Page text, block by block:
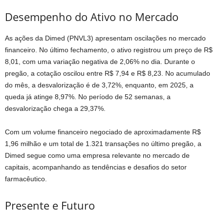
Desempenho do Ativo no Mercado
As ações da Dimed (PNVL3) apresentam oscilações no mercado
financeiro. No último fechamento, o ativo registrou um preço de R$
8,01, com uma variação negativa de 2,06% no dia. Durante o
pregão, a cotação oscilou entre R$ 7,94 e R$ 8,23. No acumulado
do mês, a desvalorização é de 3,72%, enquanto, em 2025, a
queda já atinge 8,97%. No período de 52 semanas, a
desvalorização chega a 29,37%.
Com um volume financeiro negociado de aproximadamente R$
1,96 milhão e um total de 1.321 transações no último pregão, a
Dimed segue como uma empresa relevante no mercado de
capitais, acompanhando as tendências e desafios do setor
farmacêutico.
Presente e Futuro